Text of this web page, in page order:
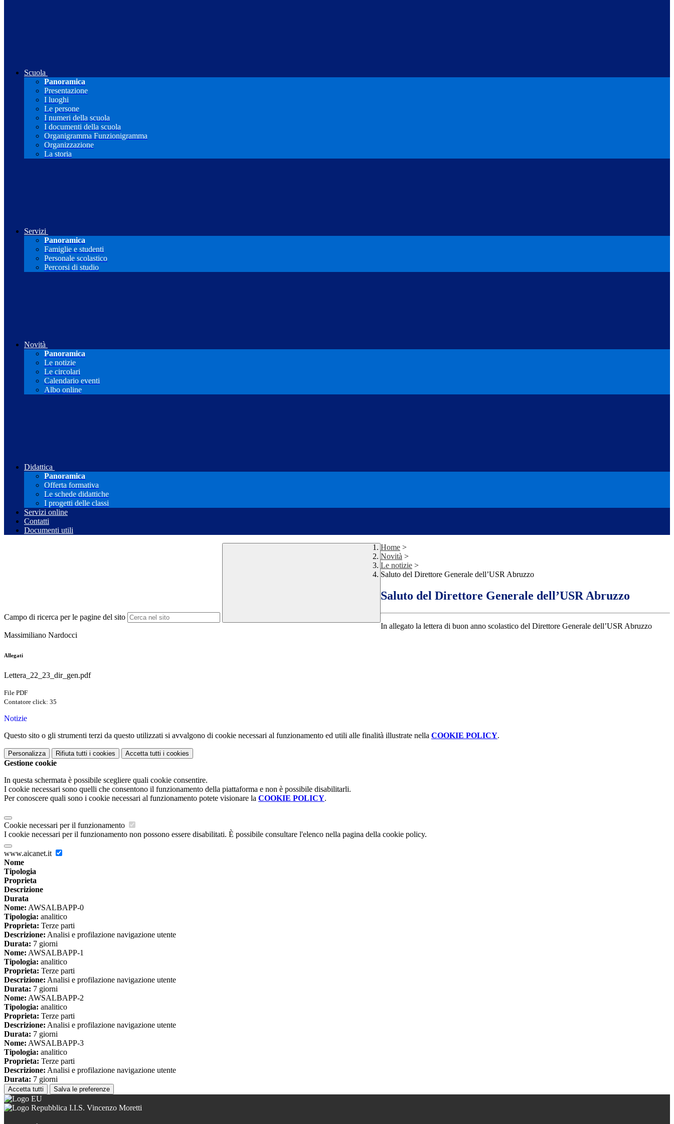
Scuola
Panoramica
Presentazione
I luoghi
Le persone
I numeri della scuola
I documenti della scuola
Organigramma Funzionigramma
Organizzazione
La storia
Servizi
Panoramica
Famiglie e studenti
Personale scolastico
Percorsi di studio
Novità
Panoramica
Le notizie
Le circolari
Calendario eventi
Albo online
Didattica
Panoramica
Offerta formativa
Le schede didattiche
I progetti delle classi
Servizi online
Contatti
Documenti utili
Campo di ricerca per le pagine del sito
Home >
Novità >
Le notizie >
Saluto del Direttore Generale dell’USR Abruzzo
Saluto del Direttore Generale dell’USR Abruzzo
In allegato la lettera di buon anno scolastico del Direttore Generale dell’USR Abruzzo
Massimiliano Nardocci
Allegati
Lettera_22_23_dir_gen.pdf
File PDF
Contatore click: 35
Notizie
Questo sito o gli strumenti terzi da questo utilizzati si avvalgono di cookie necessari al funzionamento ed utili alle finalità illustrate nella COOKIE POLICY.
Personalizza Rifiuta tutti i cookies Accetta tutti i cookies
Gestione cookie
In questa schermata è possibile scegliere quali cookie consentire.
I cookie necessari sono quelli che consentono il funzionamento della piattaforma e non è possibile disabilitarli.
Per conoscere quali sono i cookie necessari al funzionamento potete visionare la COOKIE POLICY.
Cookie necessari per il funzionamento
I cookie necessari per il funzionamento non possono essere disabilitati. È possibile consultare l'elenco nella pagina della cookie policy.
www.aicanet.it
Nome
Tipologia
Proprieta
Descrizione
Durata
Nome: AWSALBAPP-0
Tipologia: analitico
Proprieta: Terze parti
Descrizione: Analisi e profilazione navigazione utente
Durata: 7 giorni
Nome: AWSALBAPP-1
Tipologia: analitico
Proprieta: Terze parti
Descrizione: Analisi e profilazione navigazione utente
Durata: 7 giorni
Nome: AWSALBAPP-2
Tipologia: analitico
Proprieta: Terze parti
Descrizione: Analisi e profilazione navigazione utente
Durata: 7 giorni
Nome: AWSALBAPP-3
Tipologia: analitico
Proprieta: Terze parti
Descrizione: Analisi e profilazione navigazione utente
Durata: 7 giorni
Accetta tutti Salva le preferenze
I.I.S. Vincenzo Moretti